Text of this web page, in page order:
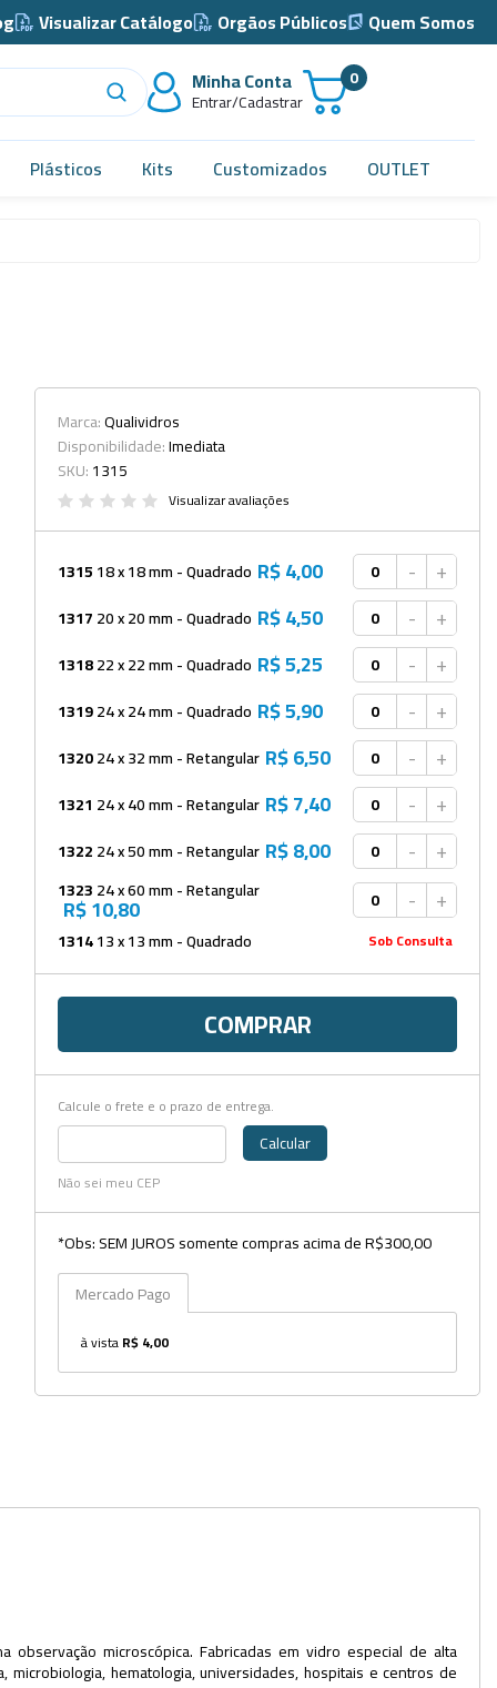
Visualizar Catálogo Orgãos Públicos
Quem Somos
Minha Conta
Entrar/Cadastrar
0
Plásticos
Bandejas
Barril, Barrilete e Bombonas
Beckers
Cachimbos
Caixas
Cassetes
Cálices e Copos
Cestos e Baldes
Coletores
Coletores e Diagnóstico
Cones
Cubetas
Dessecadores
Espátulas
Estantes
Frascos
Funis
Kits
Lavadores
Lâminas e Lamínulas
Pipetadores e Repipetadores
Sacos
Kits Customizados OUTLET
Marca:Qualividros
Disponibilidade:Imediata
SKU:1315
Visualizar avaliações
131518 x 18 mm - Quadrado R$ 4,00 - +
131720 x 20 mm - Quadrado R$ 4,50 - +
131822 x 22 mm - Quadrado R$ 5,25 - +
131924 x 24 mm - Quadrado R$ 5,90 - +
132024 x 32 mm - Retangular R$ 6,50 - +
1321 24 x 40 mm - Retangular R$ 7,40 - +
132224 x 50 mm - Retangular R$ 8,00 - +
132324 x 60 mm - Retangular
R$ 10,80 - +
131413 x 13 mm - Quadrado Sob Consulta
COMPRAR
Calcule o frete e o prazo de entrega.
Calcular
Não sei meu CEP
*Obs: SEM JUROS somente compras acima de R$300,00
Mercado Pago
à vistaR$ 4,00
microscópica. Fabricadas em vidro especial de alta
hematologia, universidades, hospitais e centros de